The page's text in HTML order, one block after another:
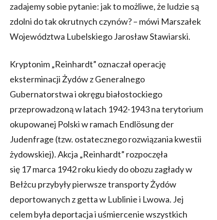
zadajemy sobie pytanie: jak to możliwe, że ludzie są
zdolni do tak okrutnych czynów? – mówi Marszałek
Województwa Lubelskiego Jarosław Stawiarski.
Kryptonim „Reinhardt” oznaczał operację
eksterminacji Żydów z Generalnego
Gubernatorstwa i okręgu białostockiego
przeprowadzoną w latach 1942-1943 na terytorium
okupowanej Polski w ramach Endlösung der
Judenfrage (tzw. ostatecznego rozwiązania kwestii
żydowskiej). Akcja „Reinhardt” rozpoczęła
się 17 marca 1942 roku kiedy do obozu zagłady w
Bełżcu przybyły pierwsze transporty Żydów
deportowanych z getta w Lublinie i Lwowa. Jej
celem była deportacja i uśmiercenie wszystkich